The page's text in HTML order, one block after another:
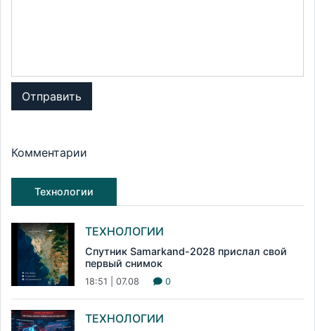
Отправить
Комментарии
Технологии
ТЕХНОЛОГИИ
Спутник Samarkand-2028 прислал свой
первый снимок
18:51 | 07.08 0
ТЕХНОЛОГИИ